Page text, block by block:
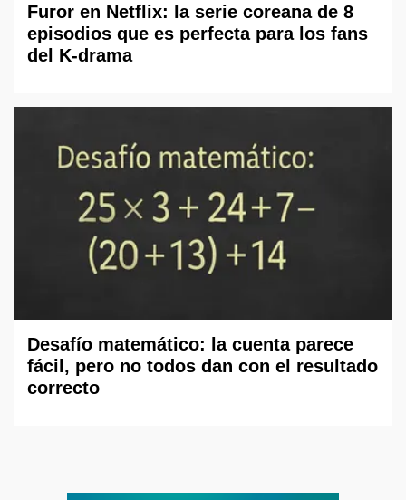
Furor en Netflix: la serie coreana de 8
episodios que es perfecta para los fans
del K-drama
Desafío matemático: la cuenta parece
fácil, pero no todos dan con el resultado
correcto